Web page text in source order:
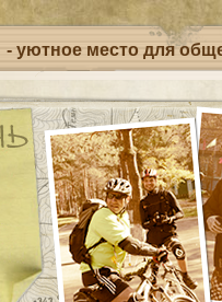
- уютное место для